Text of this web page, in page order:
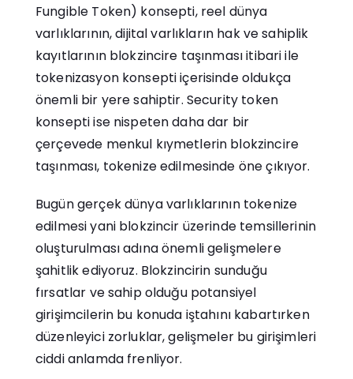
Fungible Token) konsepti, reel dünya
varlıklarının, dijital varlıkların hak ve sahiplik
kayıtlarının blokzincire taşınması itibari ile
tokenizasyon konsepti içerisinde oldukça
önemli bir yere sahiptir. Security token
konsepti ise nispeten daha dar bir
çerçevede menkul kıymetlerin blokzincire
taşınması, tokenize edilmesinde öne çıkıyor.
Bugün gerçek dünya varlıklarının tokenize
edilmesi yani blokzincir üzerinde temsillerinin
oluşturulması adına önemli gelişmelere
şahitlik ediyoruz. Blokzincirin sunduğu
fırsatlar ve sahip olduğu potansiyel
girişimcilerin bu konuda iştahını kabartırken
düzenleyici zorluklar, gelişmeler bu girişimleri
ciddi anlamda frenliyor.